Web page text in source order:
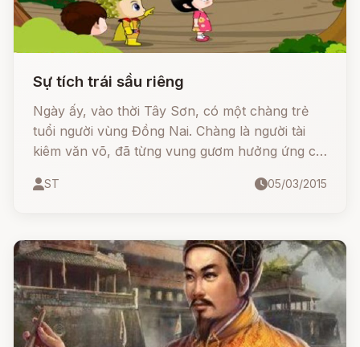
Sự tích trái sầu riêng
Ngày ấy, vào thời Tây Sơn, có một chàng trẻ
tuổi người vùng Đồng Nai. Chàng là người tài
kiêm văn võ, đã từng vung gươm hưởng ứng cái
mấy lần làm cho tớ thầy chúa Nguyễn chạy dài.
ST 05/03/2015